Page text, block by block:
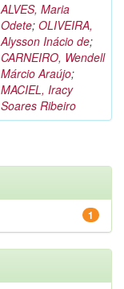
ALVES, Maria
Odete; OLIVEIRA,
Alysson Inácio de;
CARNEIRO, Wendell
Márcio Araújo;
MACIEL, Iracy
Soares Ribeiro
1